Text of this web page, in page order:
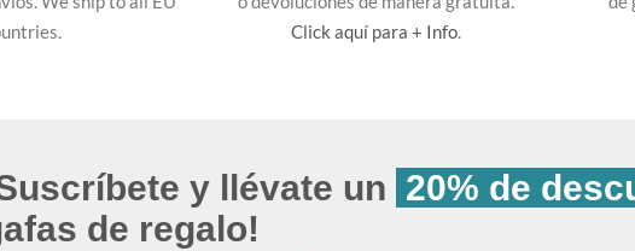
Click aquí para + Info.
y llévate un 20% de
de regalo!